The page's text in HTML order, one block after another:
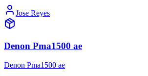
Jose Reyes
Denon Pma1500 ae
Denon Pma1500 ae